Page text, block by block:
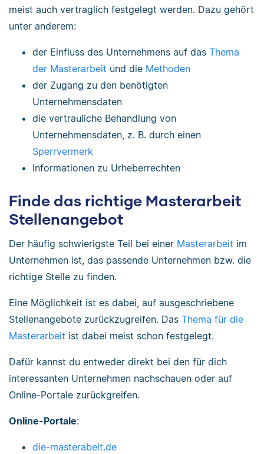
meist auch vertraglich festgelegt werden. Dazu gehört
unter anderem:
der Einfluss des Unternehmens auf das Thema
der Masterarbeit und die Methoden
der Zugang zu den benötigten
Unternehmensdaten
die vertrauliche Behandlung von
Unternehmensdaten, z. B. durch einen
Sperrvermerk
Informationen zu Urheberrechten
Finde das richtige Masterarbeit
Stellenangebot
Der häufig schwierigste Teil bei einer Masterarbeit im
Unternehmen ist, das passende Unternehmen bzw. die
richtige Stelle zu finden.
Eine Möglichkeit ist es dabei, auf ausgeschriebene
Stellenangebote zurückzugreifen. Das Thema für die
Masterarbeit ist dabei meist schon festgelegt.
Dafür kannst du entweder direkt bei den für dich
interessanten Unternehmen nachschauen oder auf
Online-Portale zurückgreifen.
Online-Portale:
die-masterabeit.de